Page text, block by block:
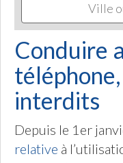
Conduire
interdits
Depuis le 1er
relative à